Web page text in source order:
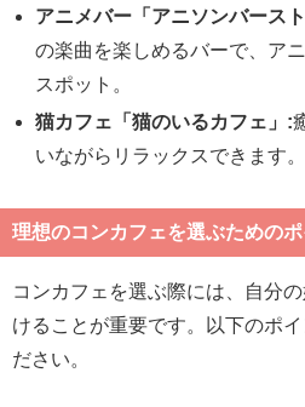
アニメバー「アニソンバース
の楽曲を楽しめるバーで、ア
スポット。
猫カフェ「猫のいるカフェ」:
いながらリラックスできます。
理想のコンカフェを選ぶためのポ
コンカフェを選ぶ際には、自分
けることが重要です。以下のポ
ださい。